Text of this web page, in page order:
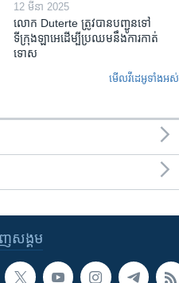
12 មីនា 2025
លោក Duterte ត្រូវ​បាន​បញ្ជូនទៅ
ទីក្រុងឡាអេ​ដើម្បី​ប្រឈម​នឹង​ការកាត់
ទោស
មើល​វីដេអូ​ទាំង​អស់
សង្គម